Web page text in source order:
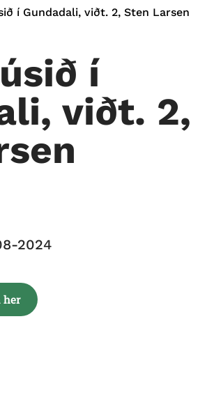
í Gundadali, viðt. 2, Sten Larsen
í
viðt. 2,
2024
her